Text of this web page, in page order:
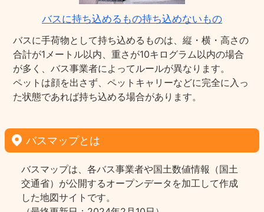
バスに持ち込めるもの持ち込めないもの
バスに手荷物として持ち込めるものは、縦・横・高さの
合計が1メートル以内、重さが10キログラム以内の場合
が多く、バス事業者によってルールが異なります。
ペットは顔を出さず、ペットキャリーなどに完全に入っ
た状態であれば持ち込める場合があります。
バスマップとは
バスマップは、各バス事業者や国土数値情報（国土
交通省）が公開するオープンデータを加工して作成
した地図サイトです。